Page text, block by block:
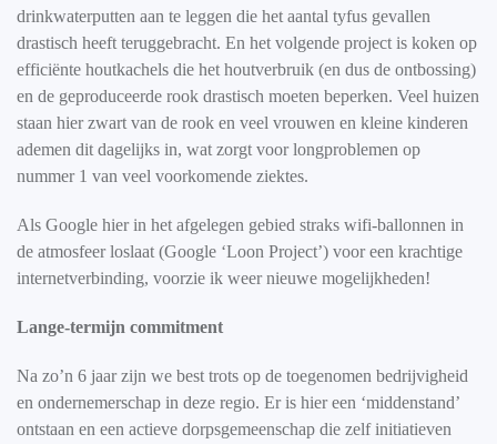
drinkwaterputten aan te leggen die het aantal tyfus gevallen
drastisch heeft teruggebracht. En het volgende project is koken op
efficiënte houtkachels die het houtverbruik (en dus de ontbossing)
en de geproduceerde rook drastisch moeten beperken. Veel huizen
staan hier zwart van de rook en veel vrouwen en kleine kinderen
ademen dit dagelijks in, wat zorgt voor longproblemen op
nummer 1 van veel voorkomende ziektes.
Als Google hier in het afgelegen gebied straks wifi-ballonnen in
de atmosfeer loslaat (Google ‘Loon Project’) voor een krachtige
internetverbinding, voorzie ik weer nieuwe mogelijkheden!
Lange-termijn commitment
Na zo’n 6 jaar zijn we best trots op de toegenomen bedrijvigheid
en ondernemerschap in deze regio. Er is hier een ‘middenstand’
ontstaan en een actieve dorpsgemeenschap die zelf initiatieven